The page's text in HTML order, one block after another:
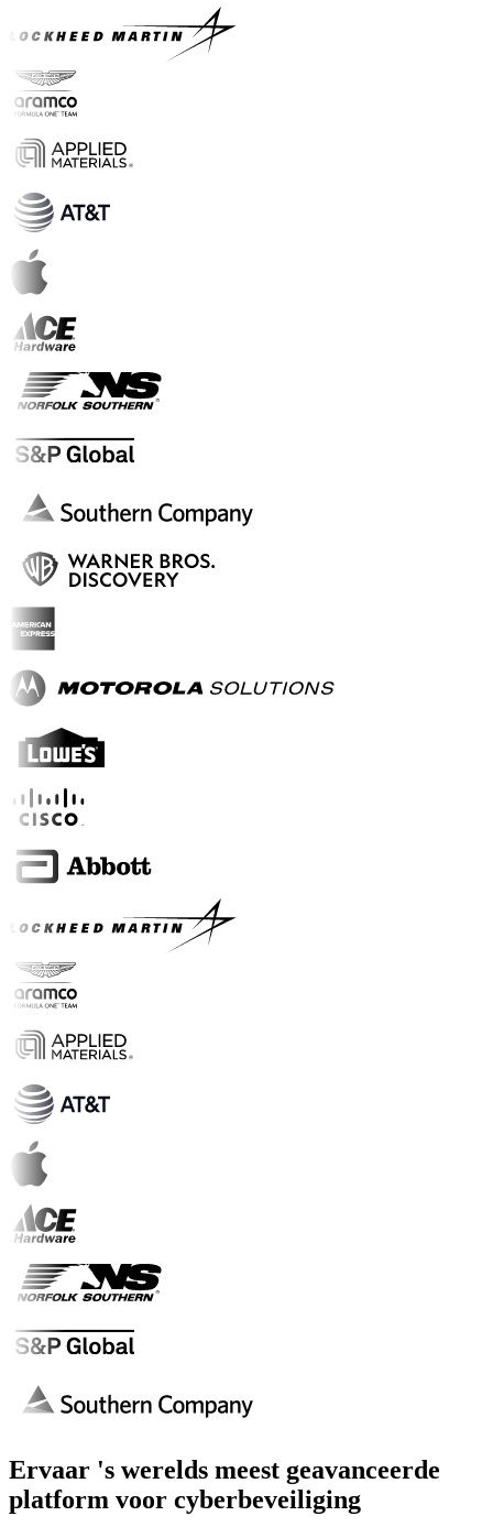
Ervaar 's werelds meest geavanceerde
platform voor cyberbeveiliging